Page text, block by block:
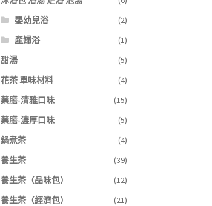
嬰幼兒浴
(2)
產婦浴
(1)
甜湯
(5)
花茶 單味材料
(4)
藥膳-清雅口味
(15)
藥膳-濃厚口味
(5)
鍋煮茶
(4)
養生茶
(39)
養生茶（品味包）
(12)
養生茶（經濟包）
(21)